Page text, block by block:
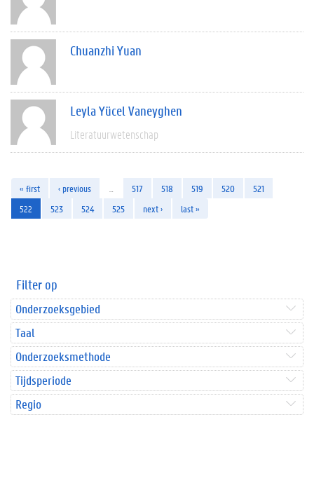
Chuanzhi Yuan
Leyla Yücel Vaneyghen
Literatuurwetenschap
« first ‹ previous 517 518 519 520
521
522
523 524 525 next › last »
Filter op
Onderzoeksgebied
Taal
Onderzoeksmethode
Tijdsperiode
Regio